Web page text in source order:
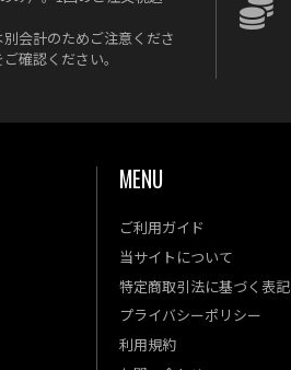
会計のためご注意くださ
ご確認ください。
MENU
ご利用ガイド
当サイトについて
特定商取引法に基づく表記
プライバシーポリシー
利用規約